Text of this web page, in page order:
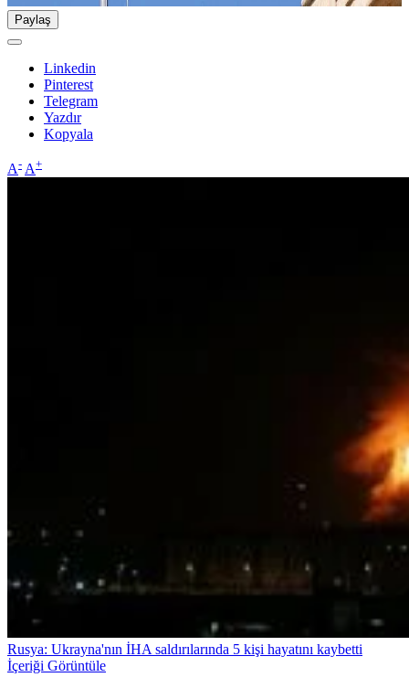
Paylaş
Linkedin
Pinterest
Telegram
Yazdır
Kopyala
A- A+
Rusya: Ukrayna'nın İHA saldırılarında 5 kişi hayatını kaybetti
İçeriği Görüntüle